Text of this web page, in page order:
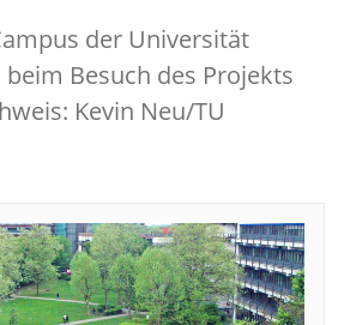
der Universität
Besuch des Projekts
Kevin Neu/TU